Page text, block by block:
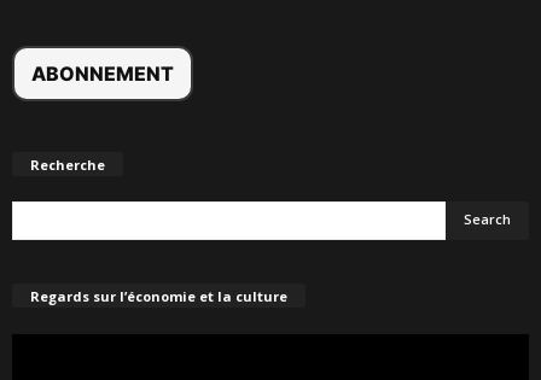
Recherche
Regards sur l’économie et la culture